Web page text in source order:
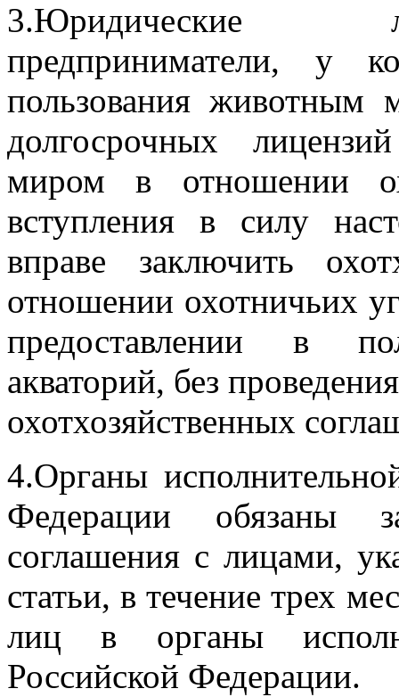
3.Юридические
предприниматели, у
пользования животным
долгосрочных
миром в отношении
вступления в силу
вправе заключить
отношении охотничьих
предоставлении в
акваторий, без
охотхозяйственных
4.Органы
Федерации обязаны
соглашения с лицами,
статьи, в течение трех
лиц в органы
Российской Федерации.